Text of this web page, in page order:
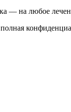
— на любое